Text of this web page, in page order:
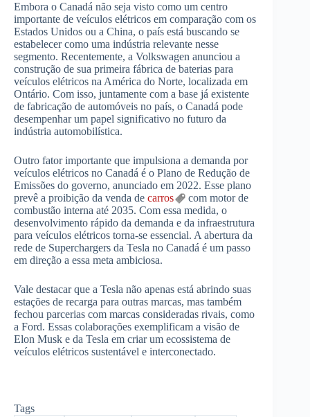
Embora o Canadá não seja visto como um centro
importante de veículos elétricos em comparação com os
Estados Unidos ou a China, o país está buscando se
estabelecer como uma indústria relevante nesse
segmento. Recentemente, a Volkswagen anunciou a
construção de sua primeira fábrica de baterias para
veículos elétricos na América do Norte, localizada em
Ontário. Com isso, juntamente com a base já existente
de fabricação de automóveis no país, o Canadá pode
desempenhar um papel significativo no futuro da
indústria automobilística.
Outro fator importante que impulsiona a demanda por
veículos elétricos no Canadá é o Plano de Redução de
Emissões do governo, anunciado em 2022. Esse plano
prevê a proibição da venda de carros
com motor de
combustão interna até 2035. Com essa medida, o
desenvolvimento rápido da demanda e da infraestrutura
para veículos elétricos torna-se essencial. A abertura da
rede de Superchargers da Tesla no Canadá é um passo
em direção a essa meta ambiciosa.
Vale destacar que a Tesla não apenas está abrindo suas
estações de recarga para outras marcas, mas também
fechou parcerias com marcas consideradas rivais, como
a Ford. Essas colaborações exemplificam a visão de
Elon Musk e da Tesla em criar um ecossistema de
veículos elétricos sustentável e interconectado.
Tags